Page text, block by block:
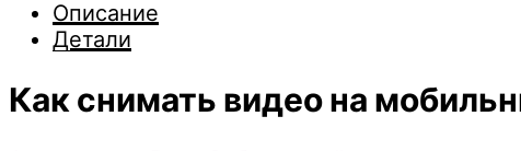
видео
на
телефон
Описание
Детали
Как снимать видео на